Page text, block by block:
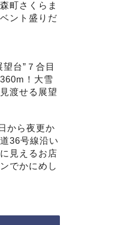
町さくらま
ント盛りだ
台”７合目
！大雪
渡せる展望
から夜更か
36号線沿い
見えるお店
でかにめし